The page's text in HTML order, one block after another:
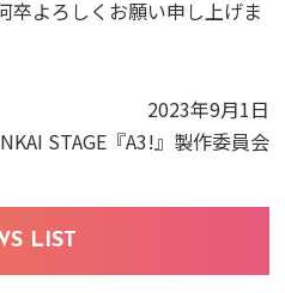
卒よろしくお願い申し上げま
2023年9月1日
STAGE『A3!』製作委員会
LIST